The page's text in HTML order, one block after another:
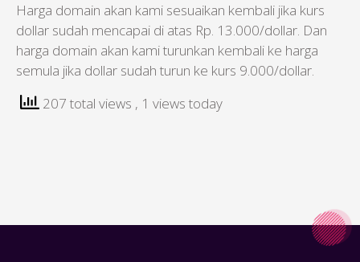
Harga domain akan kami sesuaikan kembali jika kurs
dollar sudah mencapai di atas Rp. 13.000/dollar. Dan
harga domain akan kami turunkan kembali ke harga
semula jika dollar sudah turun ke kurs 9.000/dollar.
207 total views , 1 views today